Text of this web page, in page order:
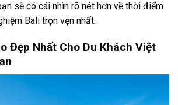
sẽ có cái nhìn rõ nét hơn về thời điểm
Bali trọn vẹn nhất.
Đẹp Nhất Cho Du Khách Việt